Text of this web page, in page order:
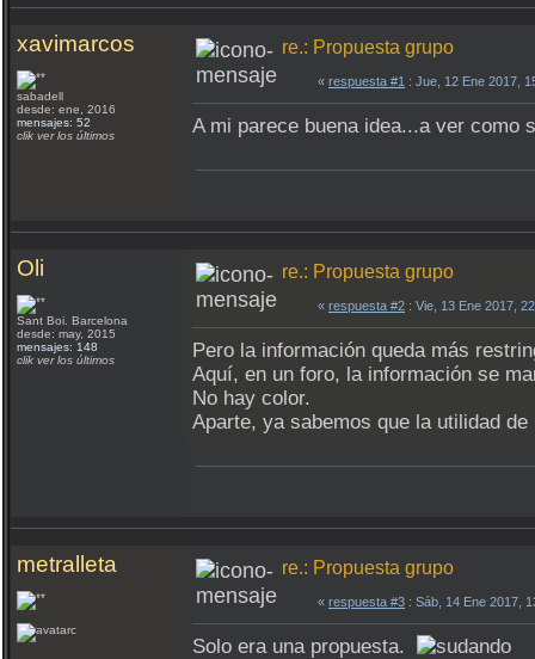
xavimarcos
sabadell
desde: ene, 2016
mensajes: 52
clik ver los últimos
re.: Propuesta grupo
« respuesta #1 : Jue, 12 Ene 2017,
A mi parece buena idea...a ver como
Oli
Sant Boi. Barcelona
desde: may, 2015
mensajes: 148
clik ver los últimos
re.: Propuesta grupo
« respuesta #2 : Vie, 13 Ene 2017,
Pero la información queda más
Aquí, en un foro, la información se
No hay color.
Aparte, ya sabemos que la utilidad
metralleta re.: Propuesta grupo
« respuesta #3 : Sáb, 14 Ene 2017,
Solo era una propuesta.